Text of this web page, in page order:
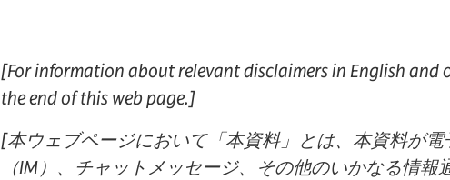
[For information about relevant disclaimers in English and
the end of this web page.]
[本ウェブページにおいて「本資料」とは、本資料が
（IM）、チャットメッセージ、その他のいかなる情